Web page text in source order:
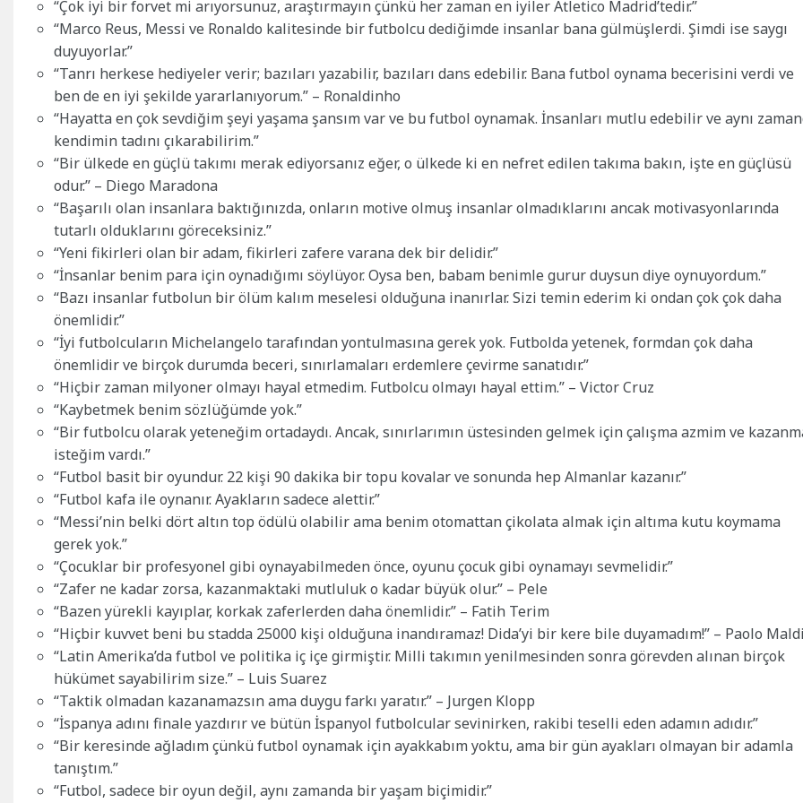
“Çok iyi bir forvet mi arıyorsunuz, araştırmayın çünkü her zaman en iyiler Atletico Madrid’tedir.”
“Marco Reus, Messi ve Ronaldo kalitesinde bir futbolcu dediğimde insanlar bana gülmüşlerdi. Şimdi ise saygı
duyuyorlar.”
“Tanrı herkese hediyeler verir; bazıları yazabilir, bazıları dans edebilir. Bana futbol oynama becerisini verdi ve
ben de en iyi şekilde yararlanıyorum.” – Ronaldinho
“Hayatta en çok sevdiğim şeyi yaşama şansım var ve bu futbol oynamak. İnsanları mutlu edebilir ve aynı
kendimin tadını çıkarabilirim.”
“Bir ülkede en güçlü takımı merak ediyorsanız eğer, o ülkede ki en nefret edilen takıma bakın, işte en güçlüsü
odur.” – Diego Maradona
“Başarılı olan insanlara baktığınızda, onların motive olmuş insanlar olmadıklarını ancak motivasyonlarında
tutarlı olduklarını göreceksiniz.”
“Yeni fikirleri olan bir adam, fikirleri zafere varana dek bir delidir.”
“İnsanlar benim para için oynadığımı söylüyor. Oysa ben, babam benimle gurur duysun diye oynuyordum.”
“Bazı insanlar futbolun bir ölüm kalım meselesi olduğuna inanırlar. Sizi temin ederim ki ondan çok çok daha
önemlidir.”
“İyi futbolcuların Michelangelo tarafından yontulmasına gerek yok. Futbolda yetenek, formdan çok daha
önemlidir ve birçok durumda beceri, sınırlamaları erdemlere çevirme sanatıdır.”
“Hiçbir zaman milyoner olmayı hayal etmedim. Futbolcu olmayı hayal ettim.” – Victor Cruz
“Kaybetmek benim sözlüğümde yok.”
“Bir futbolcu olarak yeteneğim ortadaydı. Ancak, sınırlarımın üstesinden gelmek için çalışma azmim ve
isteğim vardı.”
“Futbol basit bir oyundur. 22 kişi 90 dakika bir topu kovalar ve sonunda hep Almanlar kazanır.”
“Futbol kafa ile oynanır. Ayakların sadece alettir.”
“Messi’nin belki dört altın top ödülü olabilir ama benim otomattan çikolata almak için altıma kutu koymama
gerek yok.”
“Çocuklar bir profesyonel gibi oynayabilmeden önce, oyunu çocuk gibi oynamayı sevmelidir.”
“Zafer ne kadar zorsa, kazanmaktaki mutluluk o kadar büyük olur.” – Pele
“Bazen yürekli kayıplar, korkak zaferlerden daha önemlidir.” – Fatih Terim
“Hiçbir kuvvet beni bu stadda 25000 kişi olduğuna inandıramaz! Dida’yi bir kere bile duyamadım!” – Paolo
“Latin Amerika’da futbol ve politika iç içe girmiştir. Milli takımın yenilmesinden sonra görevden alınan birçok
hükümet sayabilirim size.” – Luis Suarez
“Taktik olmadan kazanamazsın ama duygu farkı yaratır.” – Jurgen Klopp
“İspanya adını finale yazdırır ve bütün İspanyol futbolcular sevinirken, rakibi teselli eden adamın adıdır.”
“Bir keresinde ağladım çünkü futbol oynamak için ayakkabım yoktu, ama bir gün ayakları olmayan bir adamla
tanıştım.”
“Futbol, sadece bir oyun değil, aynı zamanda bir yaşam biçimidir.”